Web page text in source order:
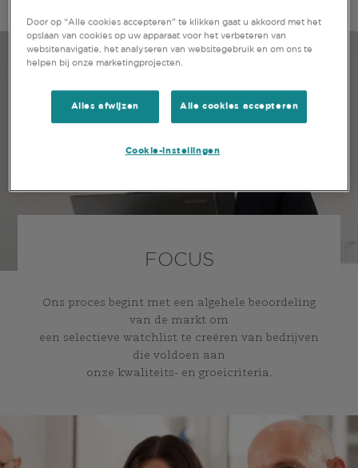
FOCUS
Ons proces begint met een algehele beoordeling
van de markt om
een selectieve watchlist te creëren van bedrijven
die voldoen aan
onze kwaliteits- en groeicriteria.
Door op “Alle cookies accepteren” te klikken gaat u akkoord met het
opslaan van cookies op uw apparaat voor het verbeteren van
websitenavigatie, het analyseren van websitegebruik en om ons te
helpen bij onze marketingprojecten.
Alles afwijzen Alle cookies accepteren
Cookie-instellingen